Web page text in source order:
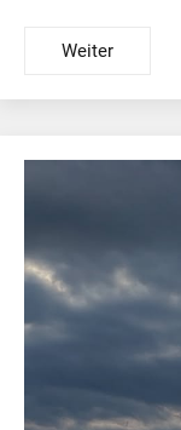
Weiter